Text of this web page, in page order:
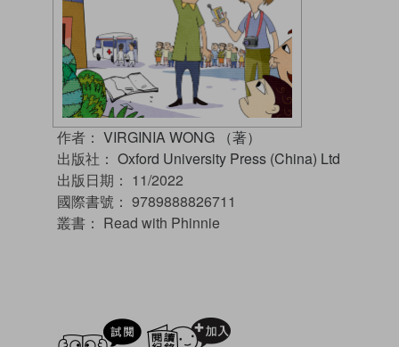
作者： VIRGINIA WONG （著）
出版社： Oxford University Press (China) Ltd
出版日期： 11/2022
國際書號： 9789888826711
叢書： Read with Phinnie
試閲